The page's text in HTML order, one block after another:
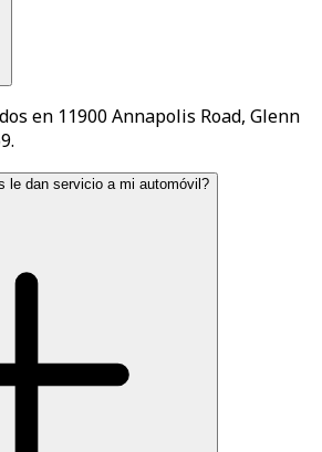
en 11900 Annapolis Road, Glenn
le dan servicio a mi automóvil?